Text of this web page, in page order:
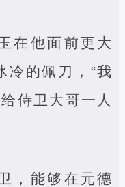
在他面前更大
冷的佩刀，“我
侍卫大哥一人
，能够在元德